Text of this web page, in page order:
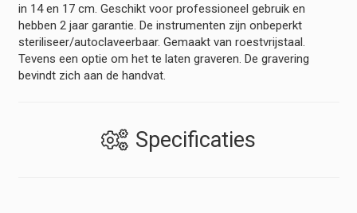
in 14 en 17 cm. Geschikt voor professioneel gebruik en
hebben 2 jaar garantie. De instrumenten zijn onbeperkt
steriliseer/autoclaveerbaar. Gemaakt van roestvrijstaal.
Tevens een optie om het te laten graveren. De gravering
bevindt zich aan de handvat.
Specificaties